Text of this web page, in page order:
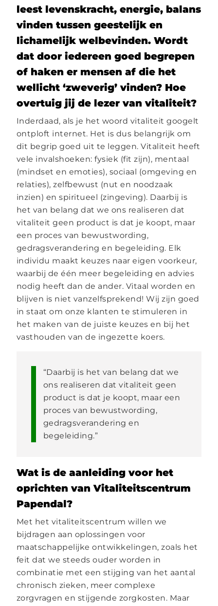
leest levenskracht, energie, balans
vinden tussen geestelijk en
lichamelijk welbevinden. Wordt
dat door iedereen goed begrepen
of haken er mensen af die het
wellicht ‘zweverig’ vinden? Hoe
overtuig jij de lezer van vitaliteit?
Inderdaad, als je het woord vitaliteit googelt
ontploft internet. Het is dus belangrijk om
dit begrip goed uit te leggen. Vitaliteit heeft
vele invalshoeken: fysiek (fit zijn), mentaal
(mindset en emoties), sociaal (omgeving en
relaties), zelfbewust (nut en noodzaak
inzien) en spiritueel (zingeving). Daarbij is
het van belang dat we ons realiseren dat
vitaliteit geen product is dat je koopt, maar
een proces van bewustwording,
gedragsverandering en begeleiding. Elk
individu maakt keuzes naar eigen voorkeur,
waarbij de één meer begeleiding en advies
nodig heeft dan de ander. Vitaal worden en
blijven is niet vanzelfsprekend! Wij zijn goed
in staat om onze klanten te stimuleren in
het maken van de juiste keuzes en bij het
vasthouden van de ingezette koers.
“Daarbij is het van belang dat we
ons realiseren dat vitaliteit geen
product is dat je koopt, maar een
proces van bewustwording,
gedragsverandering en
begeleiding.”
Wat is de aanleiding voor het
oprichten van Vitaliteitscentrum
Papendal?
Met het vitaliteitscentrum willen we
bijdragen aan oplossingen voor
maatschappelijke ontwikkelingen, zoals het
feit dat we steeds ouder worden in
combinatie met een stijging van het aantal
chronisch zieken, meer complexe
zorgvragen en stijgende zorgkosten. Maar